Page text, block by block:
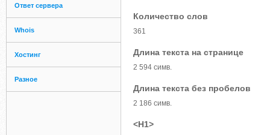
Ответ сервера
Whois
Хостинг
Разное
Количество слов
361
Длина текста на странице
2 594 симв.
Длина текста без пробелов
2 186 симв.
<H1>